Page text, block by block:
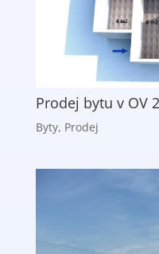
Prodej bytu v OV
Byty, Prodej